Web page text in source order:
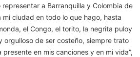
a Barranquilla y Colombia de
mi ciudad en todo lo que hago, hasta
el Congo, el torito, la negrita puloy
orgulloso de ser costeño, siempre trato
en mis canciones y en mi vida”,